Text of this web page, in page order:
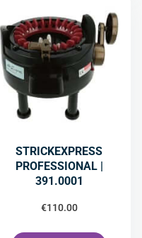
STRICKEXPRESS
PROFESSIONAL |
391.0001
€110.00